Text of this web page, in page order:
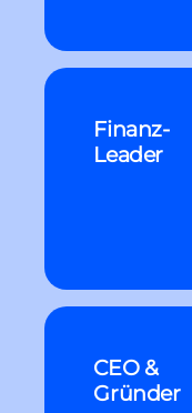
Finanz-
Leader
CEO &
Gründer